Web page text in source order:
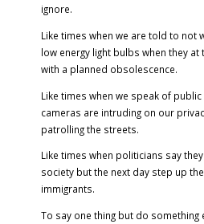
ignore.
Like times when we are told to not
low energy light bulbs when they
with a planned obsolescence.
Like times when we speak of
cameras are intruding on our
patrolling the streets.
Like times when politicians say
society but the next day step up
immigrants.
To say one thing but do something